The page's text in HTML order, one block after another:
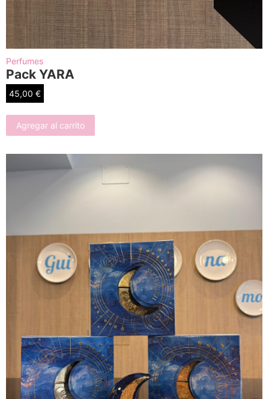
Perfumes
Pack YARA
45,00 €
Agregar al carrito